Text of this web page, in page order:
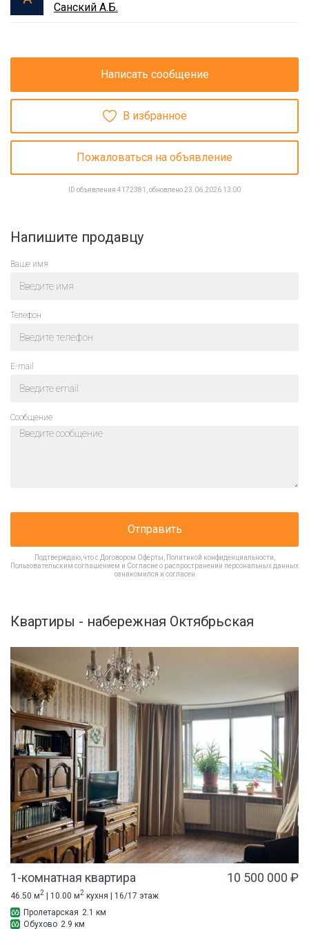
Санский А.Б.
Написать сообщение
В избранное
Пожаловаться на объявление
ID объявления 4172381, обновлено 23.06.2026 13:00
Напишите продавцу
Ваше имя
Телефон
E-mail
Cообщение
Отправить
Подтверждаю, что с Договором Оферты Политикой конфиденциальности
Пользовательским соглашением и Согласие о распространении персональных данных
ознакомился и согласен
Квартиры - набережная Октябрьская
1-комнатная квартира 10 500 000 ₽
46.50 м2 | 10.00 м2 кухня | 16/17 этаж
Пролетарская 2.1 км
Обухово 2.9 км